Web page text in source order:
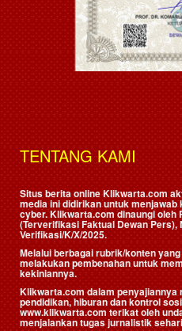
TENTANG KAMI
Situs berita online Klikwarta.com
media ini didirikan untuk
cyber. Klikwarta.com dinaungi oleh
(Terverifikasi Faktual Dewan Pers),
Verifikasi/K/X/2025.
Melalui berbagai rubrik/konten
melakukan pembenahan untuk
kekiniannya.
Klikwarta.com dalam
pendidikan, hiburan dan kontrol
www.klikwarta.com terikat oleh
menjalankan tugas jurnalistik